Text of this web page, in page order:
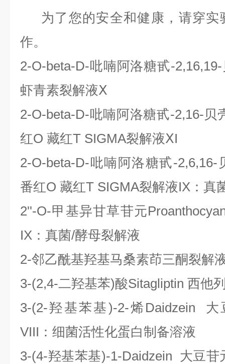
为了您的安全和健康，请穿实
作。
2-O-beta-D-吡喃阿洛糖甙-
虾青素裂解液Ⅹ
2-O-beta-D-吡喃阿洛糖甙-2,16-贝
红O 藏红T SIGMA裂解液ⅩI
2-O-beta-D-吡喃阿洛糖甙-2,6,16-
番红O 藏红T SIGMA裂解液IX：真
2''-O-甲基异甘草苷元
IX：真菌/酵母裂解液
2-邻乙酰基羟基马桑素茚三酮裂解
3-(2,4-二羟基苯)酸Sitagliptin 西他
3-(2-羟基苯基)-2-烯Daidzein
VIII：细菌活性化蛋白制备溶液
3-(4-羟基苯基)-1-Daidzein 大豆